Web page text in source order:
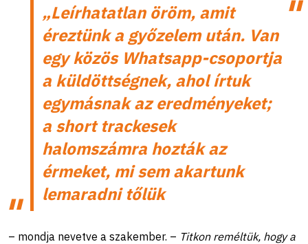
„Leírhatatlan öröm, amit
éreztünk a győzelem után. Van
egy közös Whatsapp-csoportja
a küldöttségnek, ahol írtuk
egymásnak az eredményeket;
a short trackesek
halomszámra hozták az
érmeket, mi sem akartunk
lemaradni tőlük
– mondja nevetve a szakember. – Titkon reméltük, hogy a